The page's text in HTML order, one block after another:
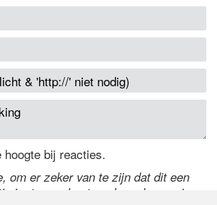
hoogte bij reacties.
om er zeker van te zijn dat dit een
is, typ onderstaande code over in